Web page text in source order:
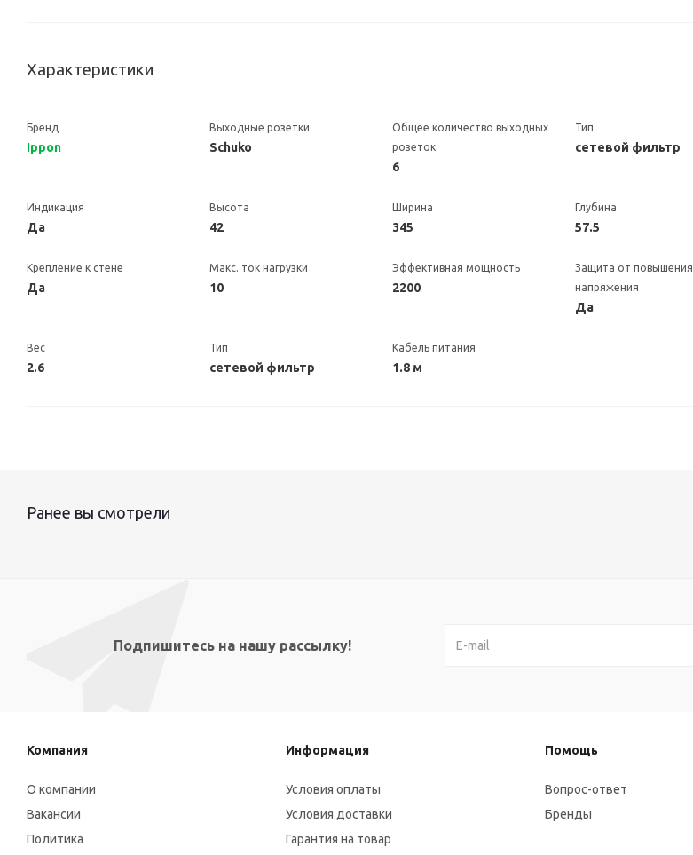
Характеристики
Бренд
Ippon
Выходные розетки
Schuko
Общее количество выходных
розеток
6
Тип
сетевой фильтр
Индикация
Да
Высота
42
Ширина
345
Глубина
57.5
Крепление к стене
Да
Макс. ток нагрузки
10
Эффективная мощность
2200
Защита от повышения
напряжения
Да
Вес
2.6
Тип
сетевой фильтр
Кабель питания
1.8 м
Ранее вы смотрели
Подпишитесь на нашу рассылку!
Компания
О компании
Вакансии
Политика
Информация
Условия оплаты
Условия доставки
Гарантия на товар
Помощь
Вопрос-ответ
Бренды